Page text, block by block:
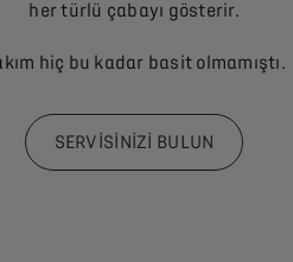
her türlü çabayı gösterir.
hiç bu kadar basit olmamıştı.
SERVİSİNİZİ BULUN